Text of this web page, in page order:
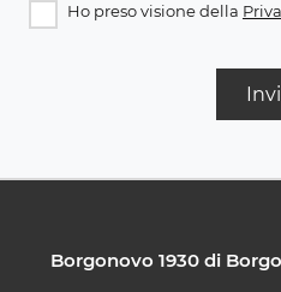
Ho preso visione della
Borgonovo 1930 di